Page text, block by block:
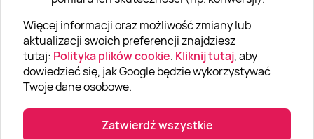
Więcej informacji oraz możliwość zmiany lub
aktualizacji swoich preferencji znajdziesz
tutaj: Polityka plików cookie. Kliknij tutaj, aby
dowiedzieć się, jak Google będzie wykorzystywać
Twoje dane osobowe.
Zatwierdź wszystkie
Klub Lojalnościowy
Dodaj recenzję
Informacje
GRUPA „SUPER PREZENTY“